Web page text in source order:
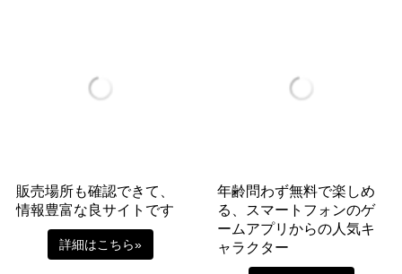
販売場所も確認できて、
情報豊富な良サイトです
詳細はこちら»
年齢問わず無料で楽しめ
る、スマートフォンのゲ
ームアプリからの人気キ
ャラクター